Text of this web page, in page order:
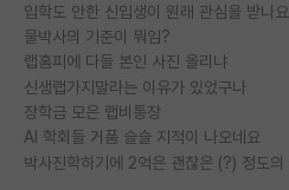
입학도 안한 신입생이 원래 관심을 받나요
물박사의 기준이 뭐임?
랩홈피에 다들 본인 사진 올리냐
신생랩가지말라는 이유가 있었구나
장학금 모은 랩비통장
AI 학회들 거품 슬슬 지적이 나오네요